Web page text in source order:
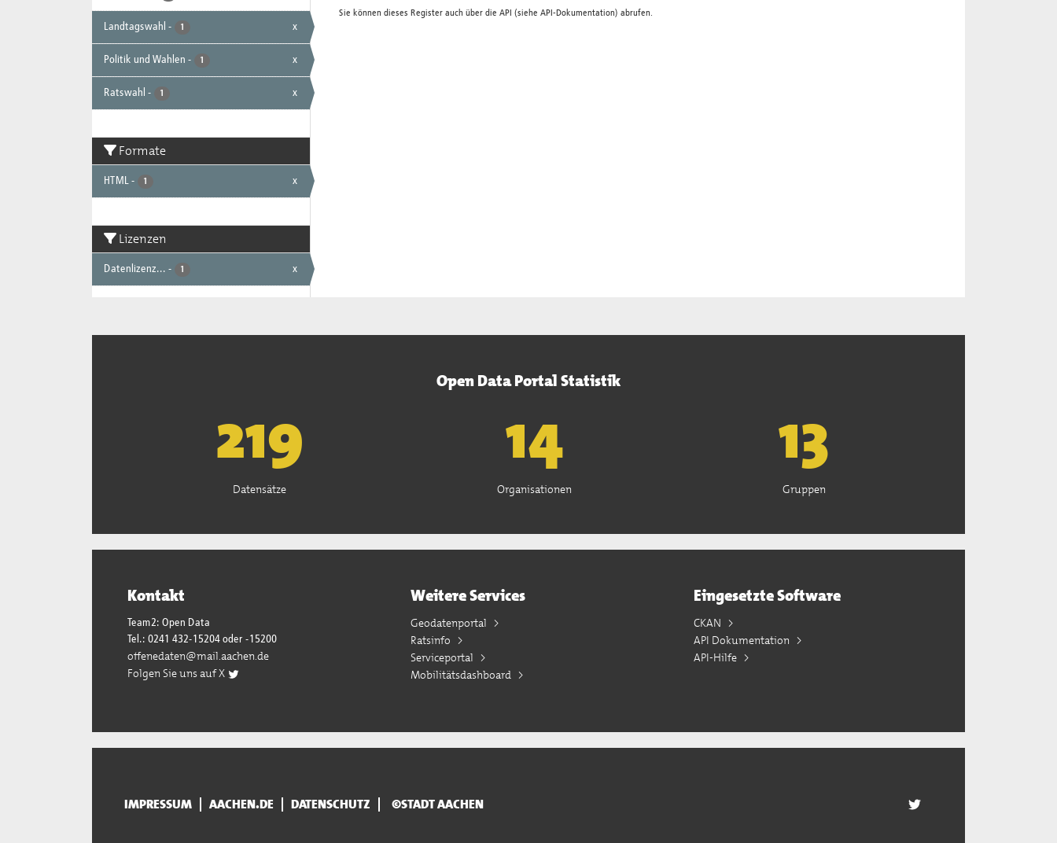
Landtagswahl - 1 x
Politik und Wahlen - 1 x
Ratswahl - 1 x
Formate
HTML - 1 x
Lizenzen
Datenlizenz... - 1 x
Sie können dieses Register auch über die API (siehe API-Dokumentation) abrufen.
Open Data Portal Statistik
222
Datensätze
15
Organisationen
13
Gruppen
Kontakt
Team2: Open Data
Tel.: 0241 432-15204 oder -15200
offenedaten@mail.aachen.de
Folgen Sie uns auf X
Weitere Services
Geodatenportal
Ratsinfo
Serviceportal
Mobilitätsdashboard
Eingesetzte Software
CKAN
API Dokumentation
API-Hilfe
IMPRESSUM AACHEN.DE DATENSCHUTZ ©STADT AACHEN